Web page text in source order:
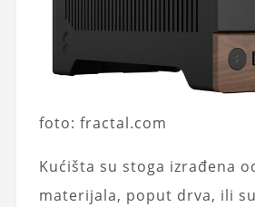
foto: fractal.com
Kućišta su stoga izrađena
materijala, poput drva, ili